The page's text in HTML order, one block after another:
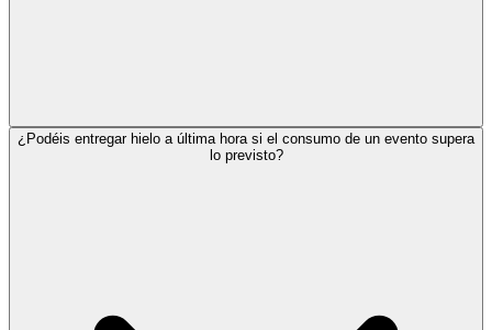
¿Podéis entregar hielo a última hora si el consumo de un evento supera
lo previsto?